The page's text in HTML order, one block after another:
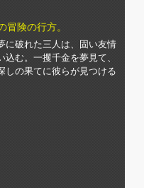
険の行方。
に破れた三人は、固い友情
む。一攫千金を夢見て、
しの果てに彼らが見つける